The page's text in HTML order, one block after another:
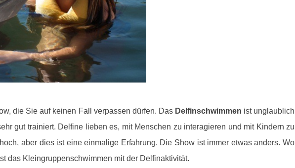
die Sie auf keinen Fall verpassen dürfen. Das Delfinschwimmen ist unglaublich
gut trainiert. Delfine lieben es, mit Menschen zu interagieren und mit Kindern zu
aber dies ist eine einmalige Erfahrung. Die Show ist immer etwas anders. Wo
das Kleingruppenschwimmen mit der Delfinaktivität.